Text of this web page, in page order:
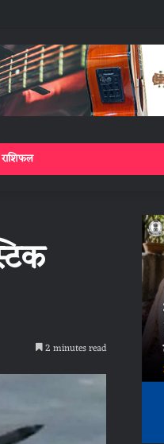
राशिफल
2 minutes read